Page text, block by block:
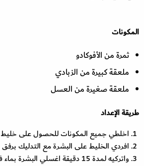
المكونات
ثمرة من الأفوكادو
ملعقة كبيرة من الزبادي
ملعقة صغيرة من العسل
طريقة الإعداد
اخلطي جميع المكونات للحصول على
افردي الخليط على البشرة مع التدليك برفق
واتركيه لمدة 15 دقيقة اغسلي البشرة بماء فاتر